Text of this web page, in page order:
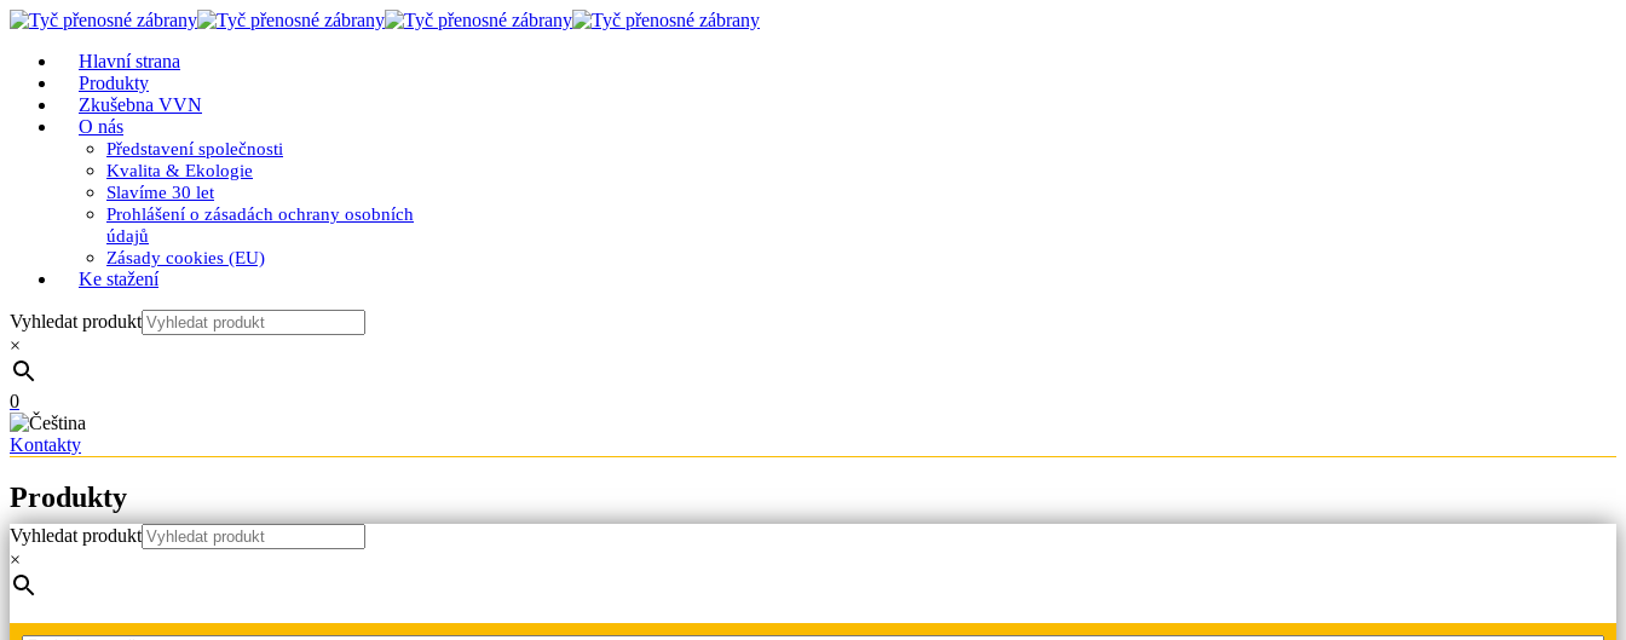
Hlavní strana
Produkty
Zkušebna VVN
O nás
Představení společnosti
Kvalita & Ekologie
Slavíme 30 let
Prohlášení o zásadách ochrany osobních
údajů
Zásady cookies (EU)
Ke stažení
Vyhledat produkt
×
0
Kontakty
Produkty
Hlavní strana
Vyhledat produkt
×